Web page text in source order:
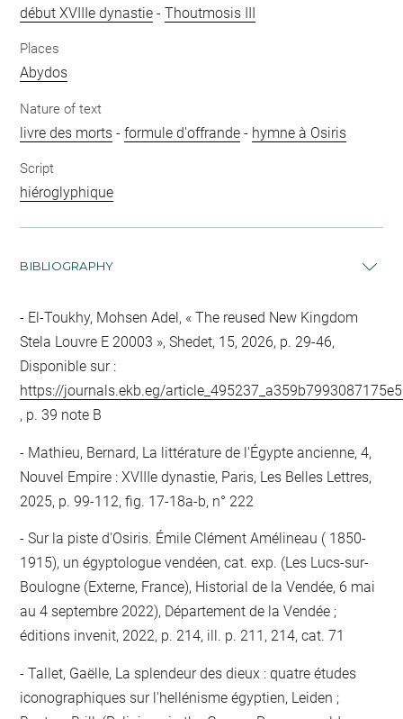
début XVIIIe dynastie -Thoutmosis III
Places
Abydos
Nature of text
livre des morts -formule d'offrande - hymne à Osiris
Script
hiéroglyphique
BIBLIOGRAPHY
El-Toukhy, Mohsen Adel, « The reused New Kingdom
Stela Louvre E 20003 », Shedet, 15, 2026, p. 29-46,
Disponible sur :
https://journals.ekb.eg/
, p. 39 note B
Mathieu, Bernard, La littérature de l'Égypte ancienne, 4,
Nouvel Empire : XVIIIe dynastie, Paris, Les Belles Lettres,
2025, p. 99-112, fig. 17-18a-b, n° 222
Sur la piste d'Osiris. Émile Clément Amélineau ( 1850-
1915), un égyptologue vendéen, cat. exp. (Les Lucs-sur-
Boulogne (Externe, France), Historial de la Vendée, 6 mai
au 4 septembre 2022), Département de la Vendée ;
éditions invenit, 2022, p. 214, ill. p. 211, 214, cat. 71
Tallet, Gaëlle, La splendeur des dieux : quatre études
iconographiques sur l'hellénisme égyptien, Leiden ;